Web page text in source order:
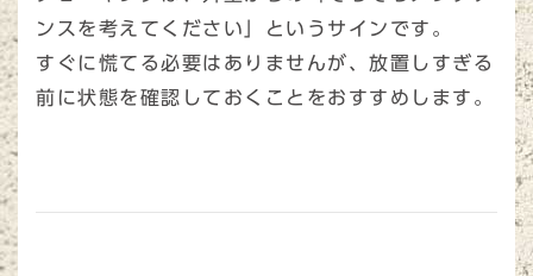
ンスを考えてください」というサインです。
すぐに慌てる必要はありませんが、放置しすぎる
前に状態を確認しておくことをおすすめします。